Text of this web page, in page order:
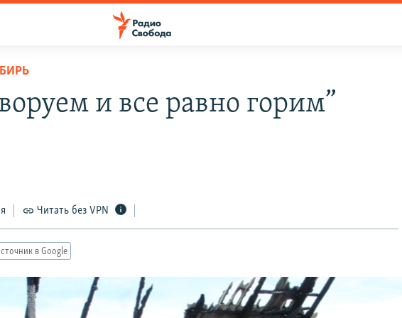
и все равно горим”
Читать без VPN
в Google